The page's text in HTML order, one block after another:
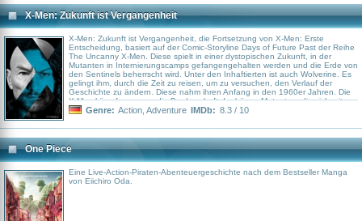
X-Men: Zukunft ist Vergangenheit
X-Men: Zukunft ist Vergangenheit, die Fortsetzung von X-Men: Erste
Entscheidung, basiert auf der Comic-Storyline Days of Future Past der Reihe
The Uncanny X-Men. Diese spielt in einer dystopischen Zukunft, in der
Mutanten in Internierungscamps gefangengehalten werden und die Erde von
den Sentinels beherrscht wird. Unter den Inhaftierten ist auch Wolverine. Es
gelingt ihm, durch die Zeit zu reisen, um zu versuchen, den Verlauf der
Geschichte zu ändern. Diese nahm ihren Anfang in den 1960er Jahren. Die
X-Men kämpfen gegen die Bruderschaft der bösen Mutanten, die sich mit
Magneto (Michael Fassbender) und Mystique (Jennifer Lawrence) bereits in
ein Attentat gegen Senator Robert Kennedy, das im Falle eines Erfolges
jedoch zu eines Massenverhaftungswelle unter Mutanten und deren
Internierung führen würde
Genre: Action Adventure IMDb: 8.3 / 10
One Piece
Eine Live-Action-Piraten-Abenteuergeschichte nach dem Bestseller Manga
von Eiichiro Oda.